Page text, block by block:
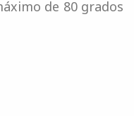
de 80 grados